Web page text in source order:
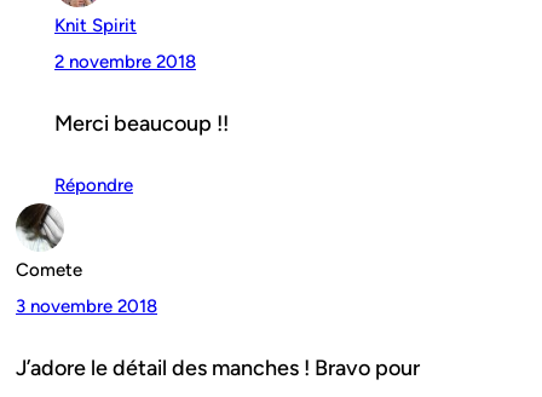
Knit Spirit
2 novembre 2018
Merci beaucoup !!
Répondre
Comete
3 novembre 2018
J’adore le détail des manches ! Bravo pour